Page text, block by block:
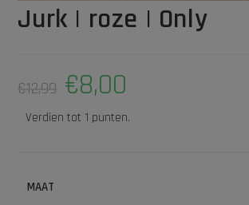
Jurk | roze | Only
€12,99 €8,00
Verdien tot 1 punten.
MAAT